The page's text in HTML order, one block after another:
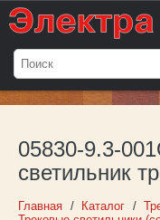
Мой
Пока
пуст
Войти
05830-9.3-
светильник
Главная Каталог